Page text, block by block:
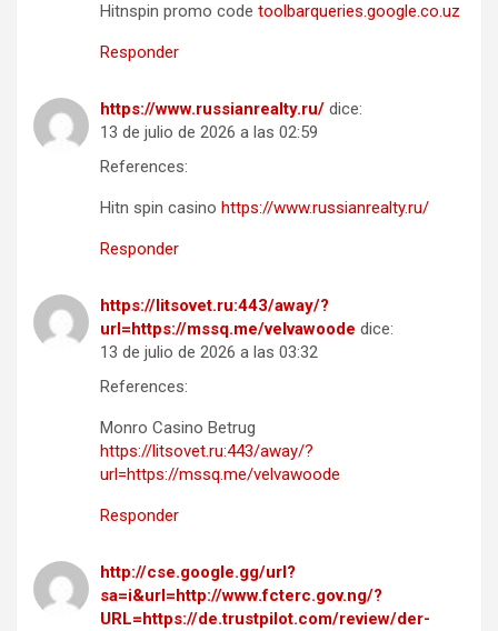
Hitnspin promo code toolbarqueries.google.co.uz
Responder
https://www.russianrealty.ru/ dice:
13 de julio de 2026 a las 02:59
References:
Hitn spin casino https://www.russianrealty.ru/
Responder
https://litsovet.ru:443/away/?
url=https://mssq.me/velvawoode dice:
13 de julio de 2026 a las 03:32
References:
Monro Casino Betrug
https://litsovet.ru:443/away/?
url=https://mssq.me/velvawoode
Responder
http://cse.google.gg/url?
sa=i&url=http://www.fcterc.gov.ng/?
URL=https://de.trustpilot.com/review/der-